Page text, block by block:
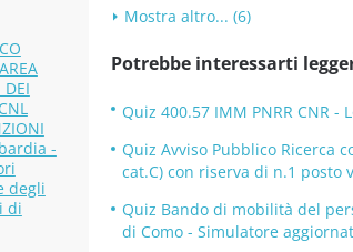
DEI
-
degli
di
Mostra altro... (6)
Potrebbe interessarti
Quiz 400.57 IMM PNRR CNR
Quiz Avviso Pubblico Ricerca
cat.C) con riserva di n.1 posto
Quiz Bando di mobilità del
di Como - Simulatore